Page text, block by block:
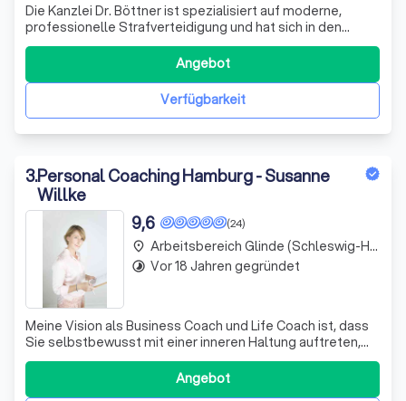
Die Kanzlei Dr. Böttner ist spezialisiert auf moderne,
professionelle Strafverteidigung und hat sich in den
letzten Jahren maßgeblich an der Entwicklung neuer
Ansätze in diesem Bereich beteiligt. Unser Ziel ist es,
unseren Mandanten belastende Hauptverhandlungen zu
ersparen und bereits frühzeitig ei
Verfügbarkeit
Angebot
3.Personal Coaching Hamburg - Susanne
Willke
(24)
9,6
Meine Vision als Business Coach und Life Coach ist, dass
Sie selbstbewusst mit einer inneren Haltung auftreten,
wirken und führen. Sie mutig Ihre Selbstverantwortung
und Selbstermächtigung leben.
Angebot
place Arbeitsbereich Glinde (Schleswig-Holstein)
timelapse Vor 18 Jahren gegründet